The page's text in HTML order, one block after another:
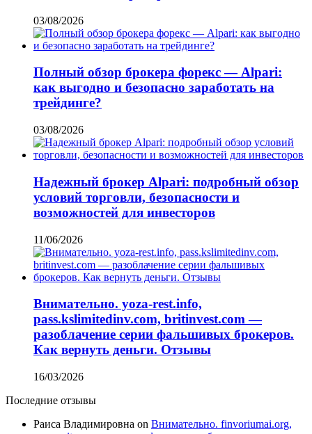
03/08/2026
Полный обзор брокера форекс — Alpari:
как выгодно и безопасно заработать на
трейдинге?
03/08/2026
Надежный брокер Alpari: подробный обзор
условий торговли, безопасности и
возможностей для инвесторов
11/06/2026
Внимательно. yoza-rest.info,
pass.kslimitedinv.com, britinvest.com —
разоблачение серии фальшивых брокеров.
Как вернуть деньги. Отзывы
16/03/2026
Последние отзывы
Раиса Владимировна on Внимательно. finvoriumai.org,